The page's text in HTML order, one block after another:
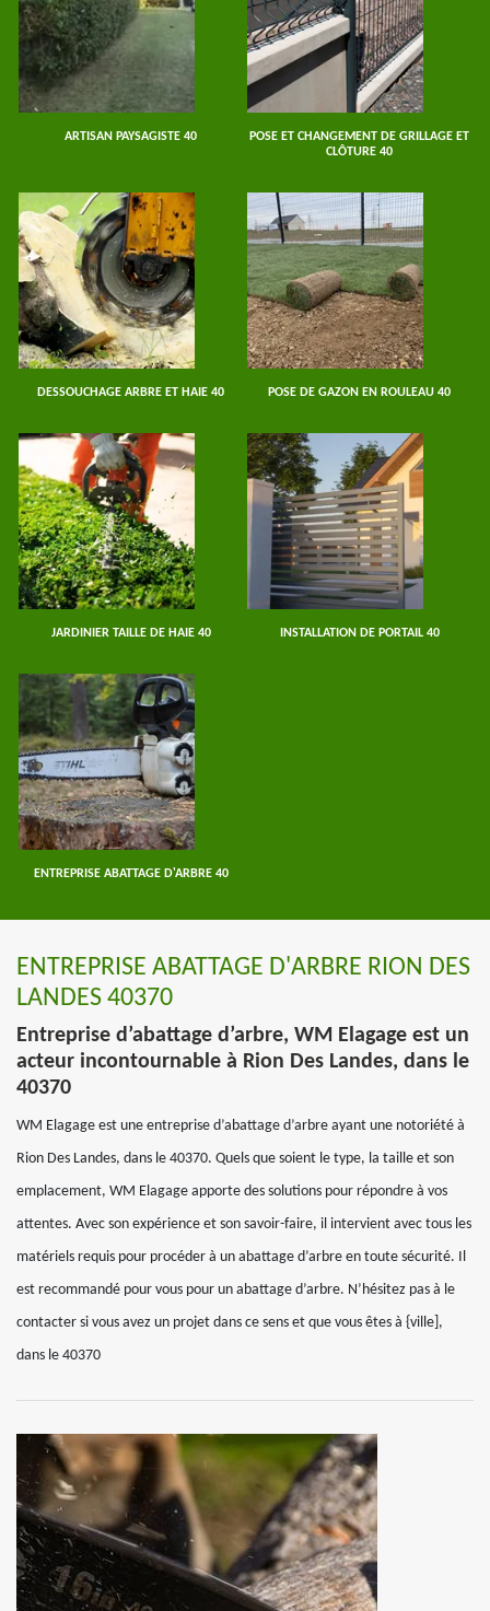
ARTISAN PAYSAGISTE 40
POSE ET CHANGEMENT DE GRILLAGE ET
CLÔTURE 40
DESSOUCHAGE ARBRE ET HAIE 40 POSE DE GAZON EN ROULEAU 40
JARDINIER TAILLE DE HAIE 40 INSTALLATION DE PORTAIL 40
ENTREPRISE ABATTAGE D'ARBRE 40
ENTREPRISE ABATTAGE D'ARBRE RION DES
LANDES 40370
Entreprise d’abattage d’arbre, WM Elagage est un
acteur incontournable à Rion Des Landes, dans le
40370
WM Elagage est une entreprise d’abattage d’arbre ayant une notoriété à
Rion Des Landes, dans le 40370. Quels que soient le type, la taille et son
emplacement, WM Elagage apporte des solutions pour répondre à vos
attentes. Avec son expérience et son savoir-faire, il intervient avec tous les
matériels requis pour procéder à un abattage d’arbre en toute sécurité. Il
est recommandé pour vous pour un abattage d’arbre. N’hésitez pas à le
contacter si vous avez un projet dans ce sens et que vous êtes à {ville],
dans le 40370